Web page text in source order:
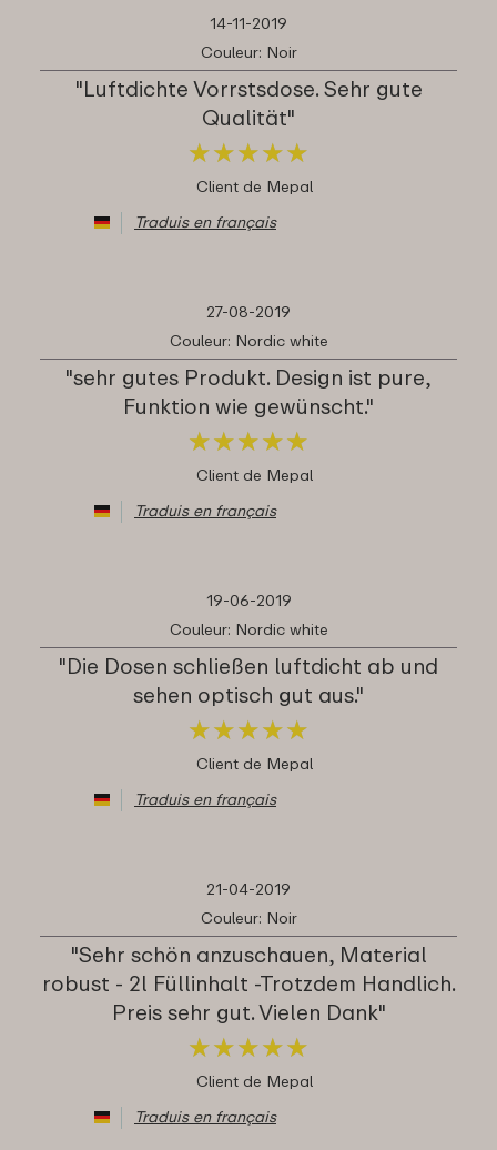
14-11-2019
Couleur: Noir
"Luftdichte Vorrstsdose. Sehr gute
Qualität"
★★★★★
★★★★★
Client de Mepal
Traduis en français
27-08-2019
Couleur: Nordic white
"sehr gutes Produkt. Design ist pure,
Funktion wie gewünscht."
★★★★★
★★★★★
Client de Mepal
Traduis en français
19-06-2019
Couleur: Nordic white
"Die Dosen schließen luftdicht ab und
sehen optisch gut aus."
★★★★★
★★★★★
Client de Mepal
Traduis en français
21-04-2019
Couleur: Noir
"Sehr schön anzuschauen, Material
robust - 2l Füllinhalt -Trotzdem Handlich.
Preis sehr gut. Vielen Dank"
★★★★★
★★★★★
Client de Mepal
Traduis en français